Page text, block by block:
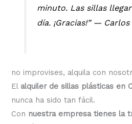
minuto. Las sillas
día. ¡Gracias!” — Carlos
no improvises, alquila con
El alquiler de sillas plásticas en
nunca ha sido tan fácil.
Con nuestra empresa tienes la